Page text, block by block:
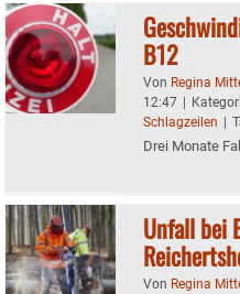
B12
Von Regina
12:47 |
Schlagzeilen |
Drei Monate
Unfall bei
Von Regina